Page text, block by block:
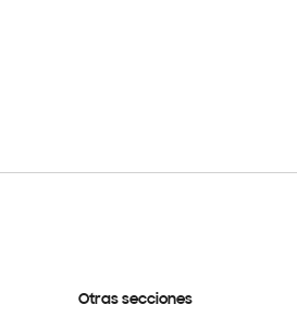
Otras secciones